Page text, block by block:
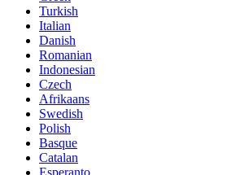
Turkish
Italian
Danish
Romanian
Indonesian
Czech
Afrikaans
Swedish
Polish
Basque
Catalan